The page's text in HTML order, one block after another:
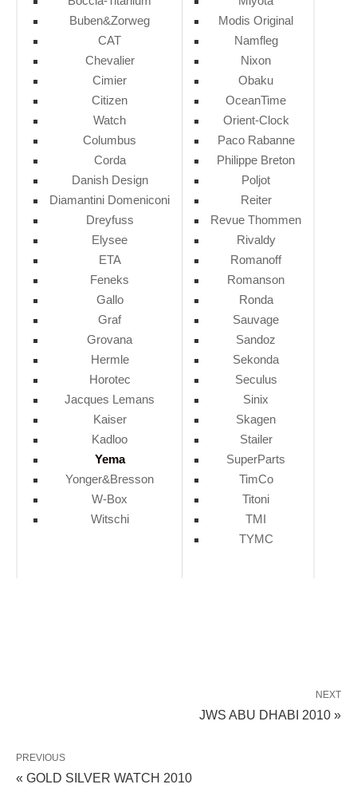
Buben&Zorweg
CAT
Chevalier
Cimier
Citizen
Watch
Columbus
Corda
Danish Design
Diamantini Domeniconi
Dreyfuss
Elysee
ETA
Feneks
Gallo
Graf
Grovana
Hermle
Horotec
Jacques Lemans
Kaiser
Kadloo
Yema
Yonger&Bresson
W-Box
Witschi
Modis Original
Namfleg
Nixon
Obaku
OceanTime
Orient-Clock
Paco Rabanne
Philippe Breton
Poljot
Reiter
Revue Thommen
Rivaldy
Romanoff
Romanson
Ronda
Sauvage
Sandoz
Sekonda
Seculus
Sinix
Skagen
Stailer
SuperParts
TimCo
Titoni
TMI
TYMC
NEXT
JWS ABU DHABI 2010 »
PREVIOUS
« GOLD SILVER WATCH 2010